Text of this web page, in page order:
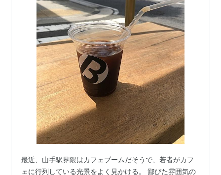
最近、山手駅界隈はカフェブームだそうで、若者がカフ
ェに行列している光景をよく見かける。 鄙びた雰囲気の